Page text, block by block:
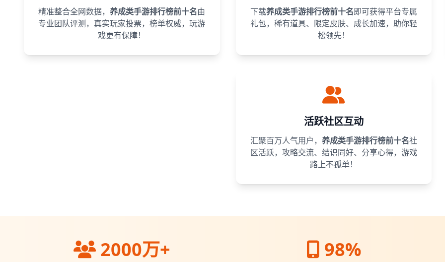
精准整合全网数据，养成类手游排行榜前十名由
专业团队评测，真实玩家投票，榜单权威，玩游
戏更有保障！
下载养成类手游排行榜前十名即可获得平台专属
礼包，稀有道具、限定皮肤、成长加速，助你轻
松领先！
活跃社区互动
汇聚百万人气用户， 养成类手游排行榜前十名社
区活跃，攻略交流、结识同好、分享心得，游戏
路上不孤单！
2000万+ 98%